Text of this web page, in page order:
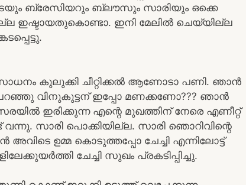
ബ്രേസിയറും ബ്ലൗസും സാരിയും ഒക്കെ
ഇഷ്ടായതുകൊണ്ടാ. ഇനി മേലിൽ ചെയ്യില്ല
സാധനം കുലുക്കി ചീറ്റിക്കൽ ആണോടാ പണി. ഞാൻ
പറഞ്ഞു വിനുകുട്ടന് ഇപ്പോ മണക്കണോ??? ഞാൻ
ഇരിക്കുന്ന എന്റെ മുഖത്തിന് നേരെ എണീറ്റ്
വന്നു. സാരി പൊക്കിയില്ല. സാരി ഞൊറിവിന്റെ
ഉമ്മ കൊടുത്തപ്പോ ചേച്ചി എന്നിലോട്ട്
ചേച്ചി സുഖം പ്രകടിപ്പിച്ചു.